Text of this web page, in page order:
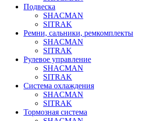
Подвеска
SHACMAN
SITRAK
Ремни, сальники, ремкомплекты
SHACMAN
SITRAK
Рулевое управление
SHACMAN
SITRAK
Система охлаждения
SHACMAN
SITRAK
Тормозная система